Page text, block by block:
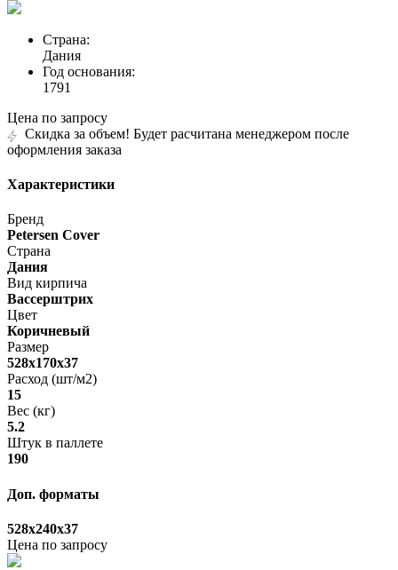
Страна:
Дания
Год основания:
1791
Цена по запросу
Скидка за объем! Будет расчитана менеджером после
оформления заказа
Характеристики
Бренд
Petersen Cover
Страна
Дания
Вид кирпича
Вассерштрих
Цвет
Коричневый
Размер
528x170x37
Расход (шт/м2)
15
Вес (кг)
5.2
Штук в паллете
190
Доп. форматы
528x240x37
Цена по запросу